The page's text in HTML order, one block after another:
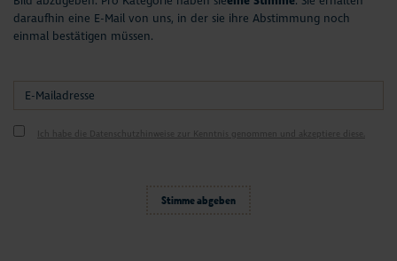
daraufhin eine E-Mail von uns, in der sie ihre Abstimmung noch
einmal bestätigen müssen.
Ich habe die Datenschutzhinweise zur Kenntnis genommen und akzeptiere diese.
Stimme abgeben